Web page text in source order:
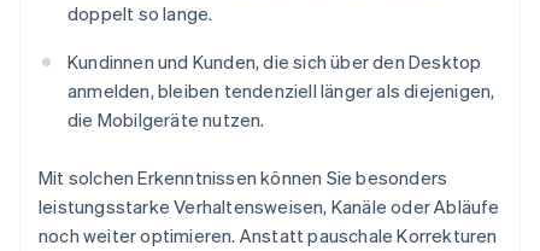
doppelt so lange.
Kundinnen und Kunden, die sich über den Desktop
anmelden, bleiben tendenziell länger als diejenigen,
die Mobilgeräte nutzen.
Mit solchen Erkenntnissen können Sie besonders
leistungsstarke Verhaltensweisen, Kanäle oder Abläufe
noch weiter optimieren. Anstatt pauschale Korrekturen